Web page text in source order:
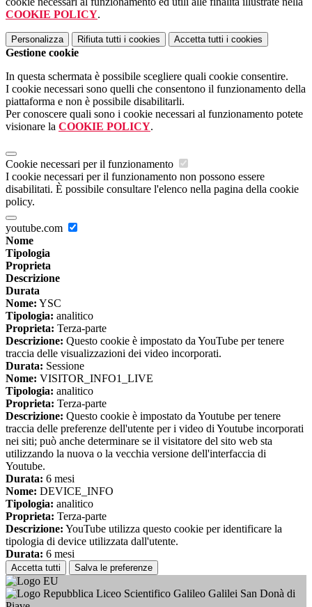
COOKIE POLICY.
Personalizza Rifiuta tutti i cookies Accetta tutti i cookies
Gestione cookie
In questa schermata è possibile scegliere quali cookie consentire.
I cookie necessari sono quelli che consentono il funzionamento della
piattaforma e non è possibile disabilitarli.
Per conoscere quali sono i cookie necessari al funzionamento potete
visionare la COOKIE POLICY.
Cookie necessari per il funzionamento
I cookie necessari per il funzionamento non possono essere
disabilitati. È possibile consultare l'elenco nella pagina della cookie
policy.
youtube.com
Nome
Tipologia
Proprieta
Descrizione
Durata
Nome: YSC
Tipologia: analitico
Proprieta: Terza-parte
Descrizione: Questo cookie è impostato da YouTube per tenere
traccia delle visualizzazioni dei video incorporati.
Durata: Sessione
Nome: VISITOR_INFO1_LIVE
Tipologia: analitico
Proprieta: Terza-parte
Descrizione: Questo cookie è impostato da Youtube per tenere
traccia delle preferenze dell'utente per i video di Youtube incorporati
nei siti; può anche determinare se il visitatore del sito web sta
utilizzando la nuova o la vecchia versione dell'interfaccia di
Youtube.
Durata: 6 mesi
Nome: DEVICE_INFO
Tipologia: analitico
Proprieta: Terza-parte
Descrizione: YouTube utilizza questo cookie per identificare la
tipologia di device utilizzata dall'utente.
Durata: 6 mesi
Accetta tutti Salva le preferenze
Liceo Scientifico Galileo Galilei San Donà di